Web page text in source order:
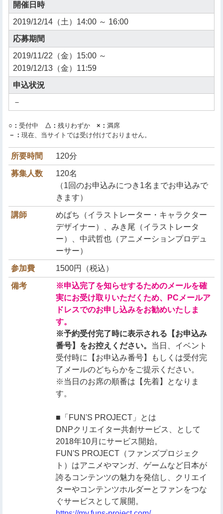
開催日時
2019/12/14（土）14:00 ～ 16:00
応募期間
2019/11/22（金）15:00 ～
2019/12/13（金）11:59
申込状況
－
○： 受付中 △： 残りわずか ×： 満席
－： 現在、当サイトでは受け付けておりません。
所要時間 120分
募集人数
120名
（1回のお申込みにつき1名までお申込みで
きます）
講師
めばち（イラストレーター・キャラクター
デザイナー）、みき尾（イラストレータ
ー）、中武哲也（アニメーションプロデュ
ーサー）
参加費 1500円（税込）
備考
※申込完了を知らせするためのメールを確
実にお受け取りいただくため、PCメールア
ドレスでのお申し込みをお勧めいたしま
す。
※予約受付完了時に表示される【お申込み
番号】をお控えください。 当日、イベント
受付時に【お申込み番号】もしくは受付完
了メールのどちらかをご提示ください。
※当日のお席の順番は【先着】となりま
す。
■「FUN'S PROJECT」とは
DNPクリエイター共創サービス、として
2018年10月にサービス開始。
FUN'S PROJECT（ファンズプロジェク
ト）はアニメやマンガ、ゲームなど日本が
誇るコンテンツの魅力を発信し、クリエイ
ターやコンテンツホルダーとファンをつな
ぐサービスとして展開。